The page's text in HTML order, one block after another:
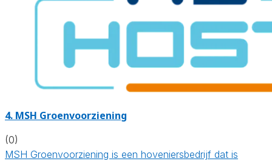
4. MSH Groenvoorziening
(0)
MSH Groenvoorziening is een hoveniersbedrijf dat is